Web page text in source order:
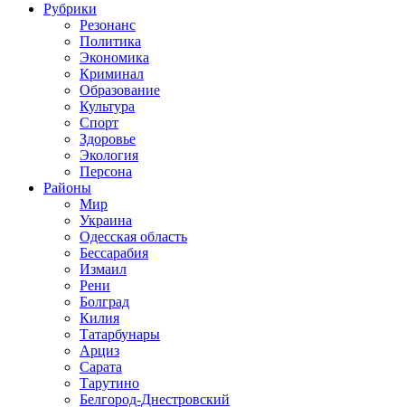
Рубрики
Резонанс
Политика
Экономика
Криминал
Образование
Культура
Спорт
Здоровье
Экология
Персона
Районы
Мир
Украина
Одесская область
Бессарабия
Измаил
Рени
Болград
Килия
Татарбунары
Арциз
Сарата
Тарутино
Белгород-Днестровский